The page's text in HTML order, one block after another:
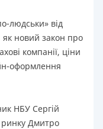
людськи» від
новий закон про
компанії, ціни
оформлення
НБУ Сергій
ринку Дмитро